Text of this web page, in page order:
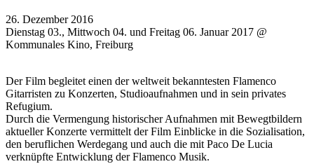
26. Dezember 2016
Dienstag 03., Mittwoch 04. und Freitag 06. Januar 2017 @
Kommunales Kino, Freiburg
Der Film begleitet einen der weltweit bekanntesten Flamenco
Gitarristen zu Konzerten, Studioaufnahmen und in sein privates
Refugium.
Durch die Vermengung historischer Aufnahmen mit Bewegtbildern
aktueller Konzerte vermittelt der Film Einblicke in die Sozialisation,
den beruflichen Werdegang und auch die mit Paco De Lucia
verknüpfte Entwicklung der Flamenco Musik.